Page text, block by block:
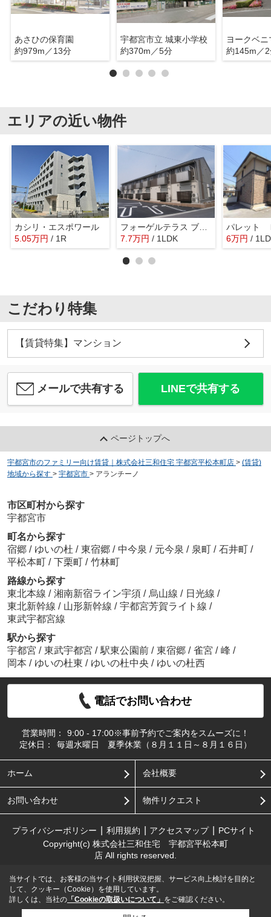
あさひの保育園
約979m／13分
宇都宮市立 城東小学校
約370m／5分
ヨークベ
約145m／
エリアの近い物件
カシリ・エスポワール
5.05万円 / 1R
フォーゲルテラス ブラウⅡ
7.7万円 / 1LDK
パレット
6万円 /
こだわり特集
【賃貸特集】マンション
メールで共有する LINEで共有する
ページトップへ
宇都宮市のファミリー向け賃貸｜株式会社三和住宅 宇都宮平松本町店 > (賃貸)
地域から探す > 宇都宮市 > アランチーノ
市区町村から探す
宇都宮市
町名から探す
宿郷 / ゆいの杜 / 東宿郷 / 中今泉 / 元今泉 / 泉町 / 石井町 /
平松本町 / 下栗町 / 竹林町
路線から探す
東北本線 / 湘南新宿ライン宇須 / 烏山線 / 日光線 /
東北新幹線 / 山形新幹線 / 宇都宮芳賀ライト線 /
東武宇都宮線
駅から探す
宇都宮 / 東武宇都宮 / 駅東公園前 / 東宿郷 / 雀宮 / 峰 /
岡本 / ゆいの杜東 / ゆいの杜中央 / ゆいの杜西
電話でお問い合わせ
営業時間：
9:00 - 17:00※事前予約でご案内をスムーズに！
定休日：
毎週水曜日 夏季休業（８月１１日～８月１６日）
ホーム 会社概要
お問い合わせ 物件リクエスト
プライバシーポリシー 利用規約 アクセスマップ
PCサイト
Copyright(c) 株式会社三和住宅 宇都宮平松本町
店 All rights reserved.
当サイトでは、お客様の当サイト利用状況把握、サービス向上検討を目的と
して、クッキー（Cookie）を使用しています。
詳しくは、当社の 「Cookieの取扱いについて」 をご確認ください。